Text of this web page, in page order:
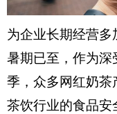
为企业长期经营
暑期已至，作为
季，众多网红奶
茶饮行业的食品安